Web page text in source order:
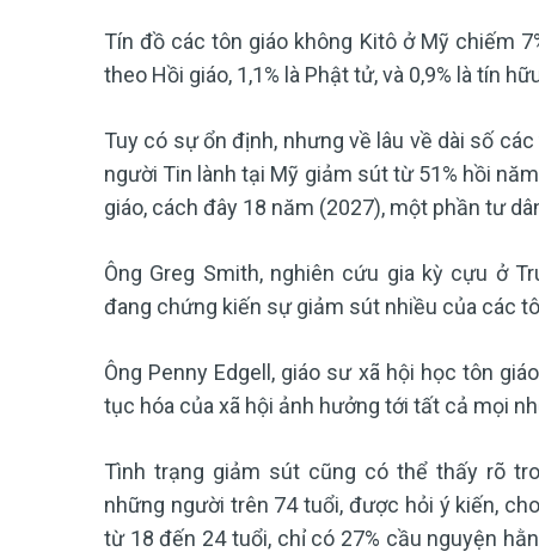
Tín đồ các tôn giáo không Kitô ở Mỹ chiếm
theo Hồi giáo, 1,1% là Phật tử, và 0,9% là tín
Tuy có sự ổn định, nhưng về lâu về dài số
người Tin lành tại Mỹ giảm sút từ 51% hồi
giáo, cách đây 18 năm (2027), một phần tư
Ông Greg Smith, nghiên cứu gia kỳ cựu ở
đang chứng kiến sự giảm sút nhiều của các
Ông Penny Edgell, giáo sư xã hội học tôn
tục hóa của xã hội ảnh hưởng tới tất cả mọi
Tình trạng giảm sút cũng có thể thấy rõ
những người trên 74 tuổi, được hỏi ý kiến,
từ 18 đến 24 tuổi, chỉ có 27% cầu nguyện